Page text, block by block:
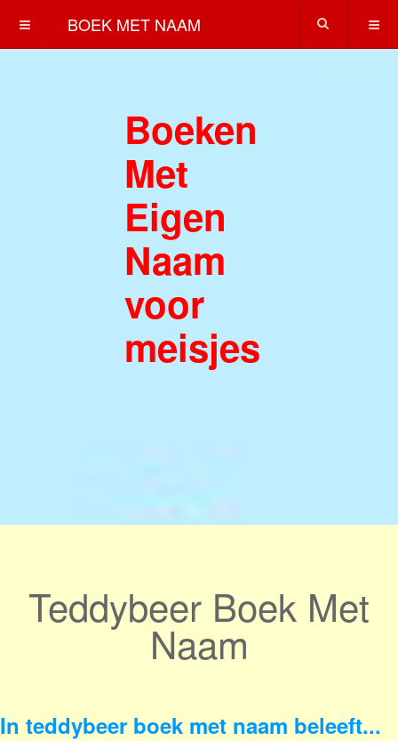
BOEK MET NAAM
Boeken
Met
Eigen
Naam
voor
meisjes
Teddybeer Boek Met
Naam
In teddybeer boek met naam beleeft...